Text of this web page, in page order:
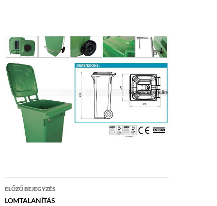
Bejegyzés
navigáció
ELŐZŐ BEJEGYZÉS
LOMTALANÍTÁS